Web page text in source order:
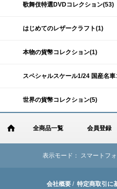
歌舞伎特選DVDコレクション(53)
はじめてのレザークラフト(1)
本物の貨幣コレクション(1)
スペシャルスケール1/24 国産名
世界の貨幣コレクション(5)
全商品一覧 会員登録
表示モード： スマートフ
会社概要 / 特定商取引に